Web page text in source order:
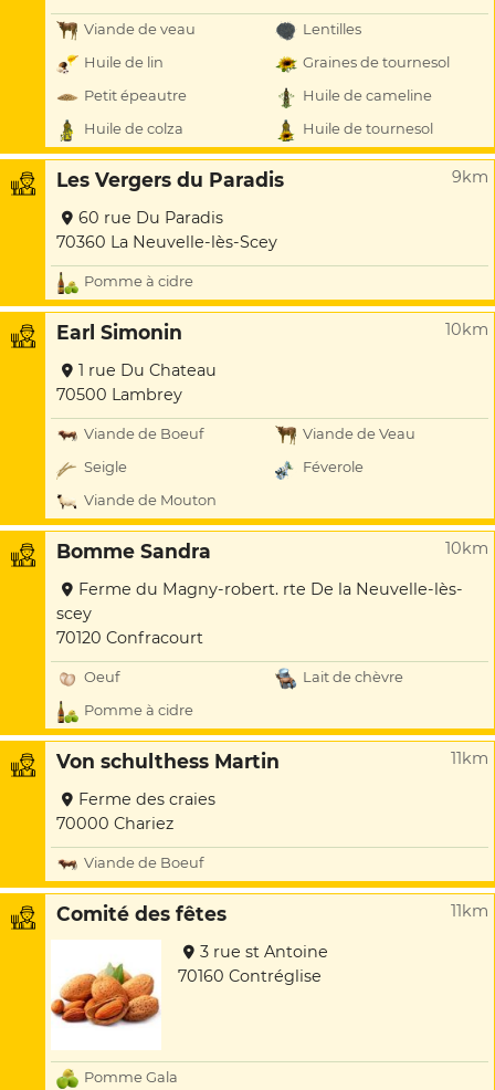
Viande de veau
Lentilles
Huile de lin
Graines de tournesol
Petit épeautre
Huile de cameline
Huile de colza
Huile de tournesol
Les Vergers du Paradis 9km
60 rue Du Paradis
70360 La Neuvelle-lès-Scey
Pomme à cidre
Earl Simonin 10km
1 rue Du Chateau
70500 Lambrey
Viande de Boeuf
Viande de Veau
Seigle
Féverole
Viande de Mouton
Bomme Sandra 10km
Ferme du Magny-robert. rte De la Neuvelle-lès-
scey
70120 Confracourt
Oeuf
Lait de chèvre
Pomme à cidre
Von schulthess Martin 11km
Ferme des craies
70000 Chariez
Viande de Boeuf
Comité des fêtes 11km
3 rue st Antoine
70160 Contréglise
Pomme Gala